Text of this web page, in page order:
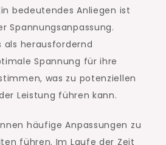
bedeutendes Anliegen ist
Spannungsanpassung.
als herausfordernd
Spannung für ihre
was zu potenziellen
Leistung führen kann.
häufige Anpassungen zu
führen. Im Laufe der Zeit